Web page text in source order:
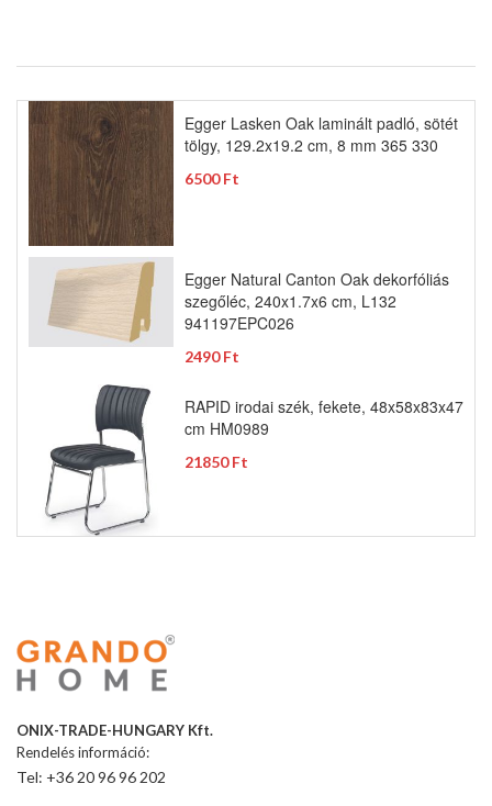
Egger Lasken Oak laminált padló, sötét
tölgy, 129.2x19.2 cm, 8 mm 365 330
6500 Ft
Egger Natural Canton Oak dekorfóliás
szegőléc, 240x1.7x6 cm, L132
941197EPC026
2490 Ft
RAPID irodai szék, fekete, 48x58x83x47
cm HM0989
21850 Ft
ONIX-TRADE-HUNGARY Kft.
Rendelés információ:
Tel: +36 20 96 96 202